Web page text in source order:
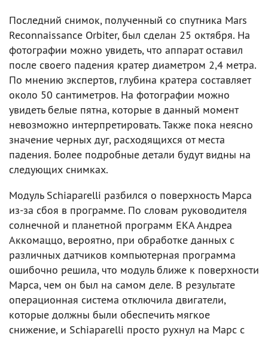
Последний снимок, полученный со спутника Mars
Reconnaissance Orbiter, был сделан 25 октября. На
фотографии можно увидеть, что аппарат оставил
после своего падения кратер диаметром 2,4 метра.
По мнению экспертов, глубина кратера составляет
около 50 сантиметров. На фотографии можно
увидеть белые пятна, которые в данный момент
невозможно интерпретировать. Также пока неясно
значение черных дуг, расходящихся от места
падения. Более подробные детали будут видны на
следующих снимках.
Модуль Schiaparelli разбился о поверхность Марса
из-за сбоя в программе. По словам руководителя
солнечной и планетной программ ЕКА Андреа
Аккомаццо, вероятно, при обработке данных с
различных датчиков компьютерная программа
ошибочно решила, что модуль ближе к поверхности
Марса, чем он был на самом деле. В результате
операционная система отключила двигатели,
которые должны были обеспечить мягкое
снижение, и Schiaparelli просто рухнул на Марс с